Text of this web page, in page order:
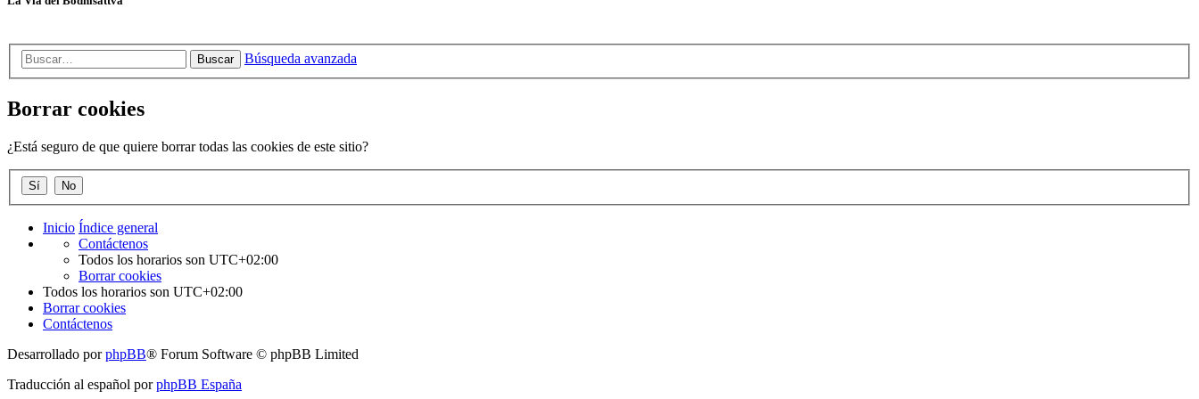
Buscar Búsqueda avanzada
Borrar cookies
¿Está seguro de que quiere borrar todas las cookies de este sitio?
Inicio Índice general
Contáctenos
Todos los horarios son UTC+02:00
Borrar cookies
Todos los horarios son UTC+02:00
Borrar cookies
Contáctenos
Desarrollado porphpBB® Forum Software © phpBB Limited
Traducción al español porphpBB España